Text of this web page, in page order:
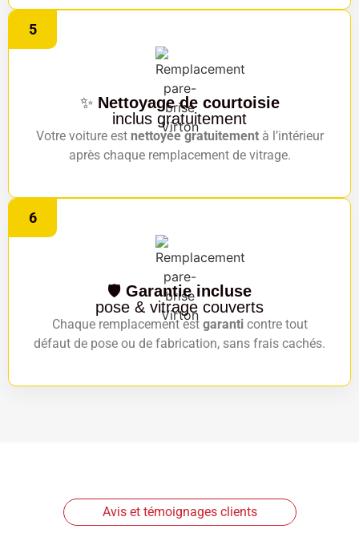
5
✨ Nettoyage de courtoisie
inclus gratuitement
Votre voiture est nettoyée gratuitementà l’intérieur
après chaque remplacement de vitrage.
6
🛡️ Garantie incluse
pose & vitrage couverts
Chaque remplacement est garanticontre tout
défaut de pose ou de fabrication, sans frais cachés.
Avis et témoignages clients